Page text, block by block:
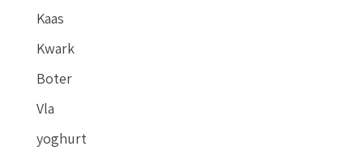
Kaas
Kwark
Boter
Vla
yoghurt